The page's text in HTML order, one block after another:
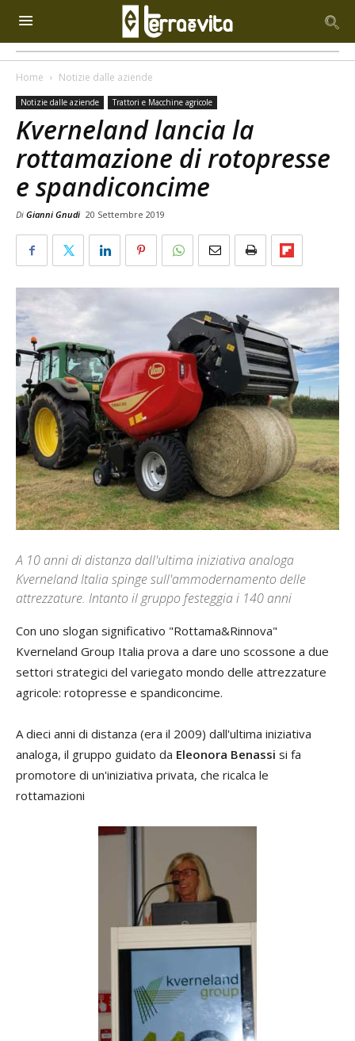
Home Notizie dalle aziende
Notizie dalle aziende Trattori e Macchine agricole
Kverneland lancia la
rottamazione di rotopresse
e spandiconcime
Di Gianni Gnudi 20 Settembre 2019
A 10 anni di distanza dall'ultima iniziativa analoga
Kverneland Italia spinge sull'ammodernamento delle
attrezzature. Intanto il gruppo festeggia i 140 anni
Con uno slogan significativo "Rottama&Rinnova"
Kverneland Group Italia prova a dare uno scossone a due
settori strategici del variegato mondo delle attrezzature
agricole: rotopresse e spandiconcime.
A dieci anni di distanza (era il 2009) dall'ultima iniziativa
analoga, il gruppo guidato da Eleonora Benassi si fa
promotore di un'iniziativa privata, che ricalca le
rottamazioni